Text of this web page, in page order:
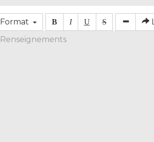
Format B I U S